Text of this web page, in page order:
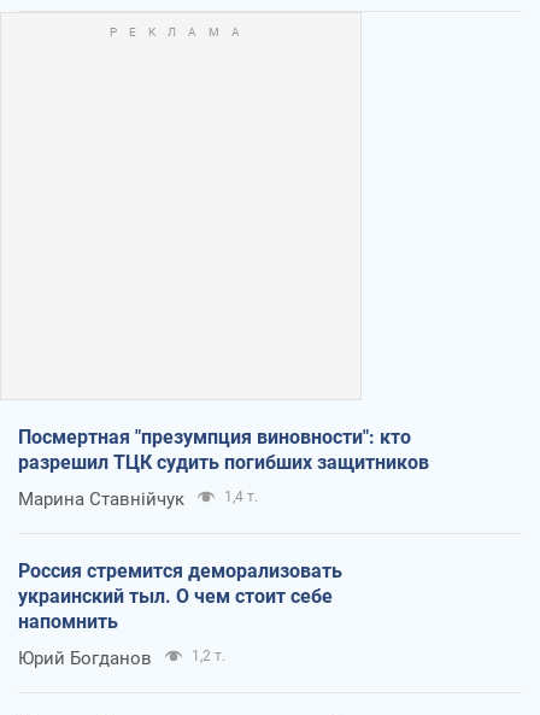
Посмертная "презумпция виновности": кто
разрешил ТЦК судить погибших защитников
Марина Ставнійчук 1,4 т.
Россия стремится деморализовать
украинский тыл. О чем стоит себе
напомнить
Юрий Богданов 1,2 т.